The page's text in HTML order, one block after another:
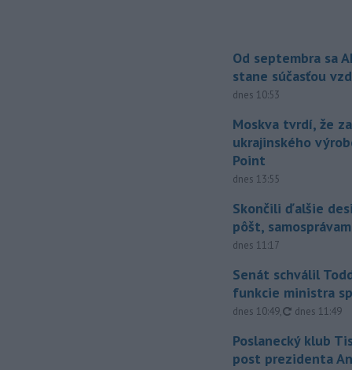
Od septembra sa
stane súčasťou
dnes 10:53
Moskva tvrdí, že
ukrajinského
Point
dnes 13:55
Skončili ďalšie
pôšt,
dnes 11:17
Senát schválil
funkcie ministra
dnes 10:49, aktualizované
dnes 11:49
Poslanecký klub
post prezidenta